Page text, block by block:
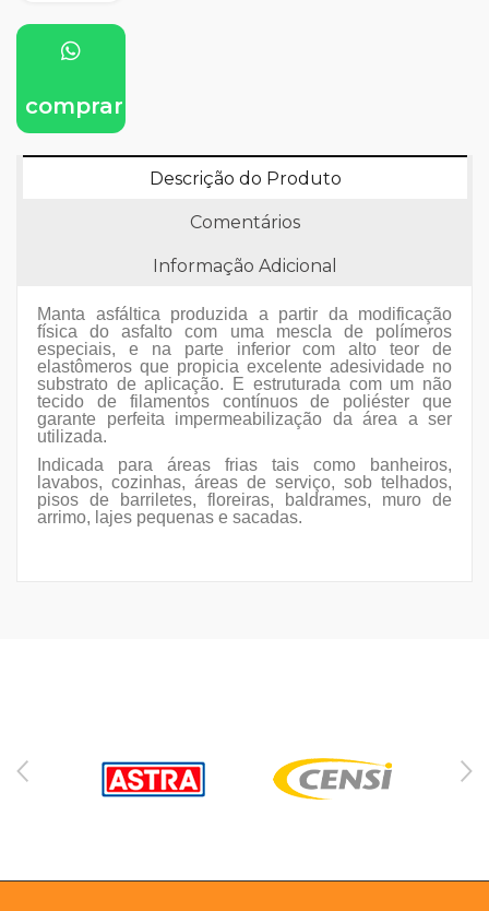
comprar
Descrição do Produto
Comentários
Informação Adicional
Manta asfáltica produzida a partir da modificação
física do asfalto com uma mescla de polímeros
especiais, e na parte inferior com alto teor de
elastômeros que propicia excelente adesividade no
substrato de aplicação. E estruturada com um não
tecido de filamentos contínuos de poliéster que
garante perfeita impermeabilização da área a ser
utilizada.
Indicada para áreas frias tais como banheiros,
lavabos, cozinhas, áreas de serviço, sob telhados,
pisos de barriletes, floreiras, baldrames, muro de
arrimo, lajes pequenas e sacadas.